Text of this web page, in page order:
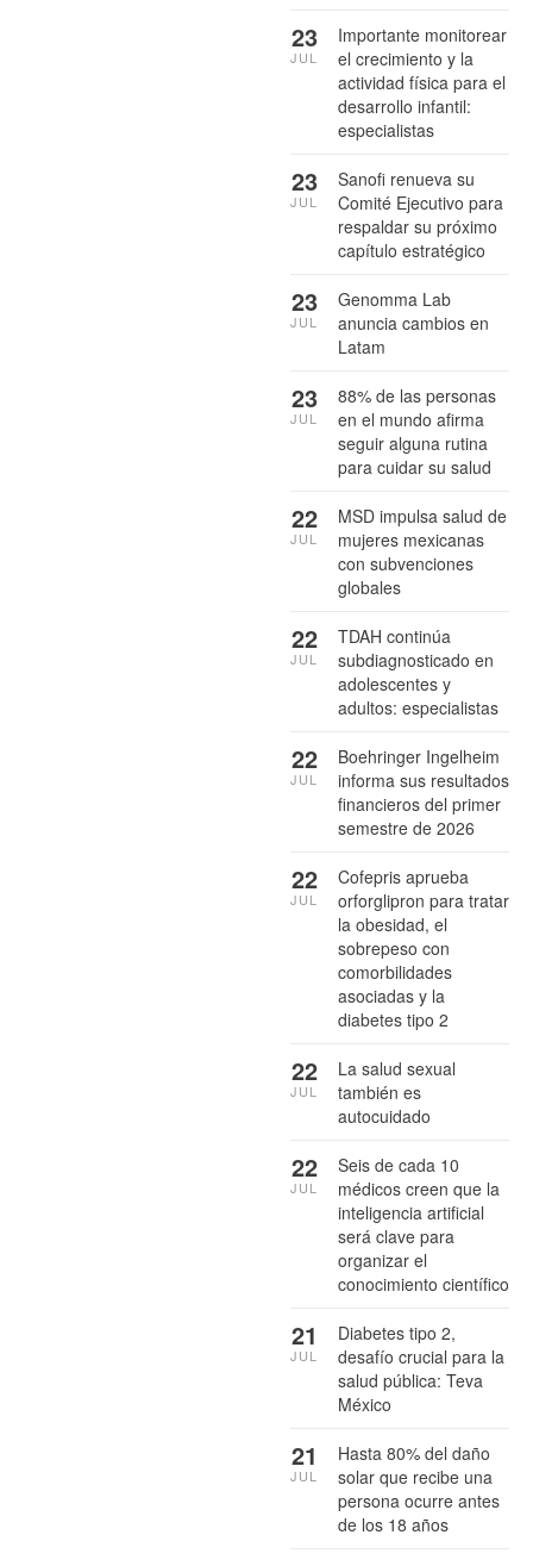
Importante monitorear
el crecimiento y la
actividad física para el
desarrollo infantil:
especialistas
23
JUL
Sanofi renueva su
Comité Ejecutivo para
respaldar su próximo
capítulo estratégico
23
JUL
Genomma Lab
anuncia cambios en
Latam
23
JUL
88% de las personas
en el mundo afirma
seguir alguna rutina
para cuidar su salud
23
JUL
MSD impulsa salud de
mujeres mexicanas
con subvenciones
globales
22
JUL
TDAH continúa
subdiagnosticado en
adolescentes y
adultos: especialistas
22
JUL
Boehringer Ingelheim
informa sus resultados
financieros del primer
semestre de 2026
22
JUL
Cofepris aprueba
orforglipron para tratar
la obesidad, el
sobrepeso con
comorbilidades
asociadas y la
diabetes tipo 2
22
JUL
La salud sexual
también es
autocuidado
22
JUL
Seis de cada 10
médicos creen que la
inteligencia artificial
será clave para
organizar el
conocimiento científico
22
JUL
Diabetes tipo 2,
desafío crucial para la
salud pública: Teva
México
21
JUL
Hasta 80% del daño
solar que recibe una
persona ocurre antes
de los 18 años
21
JUL